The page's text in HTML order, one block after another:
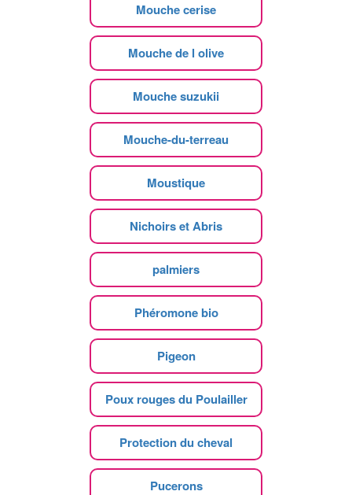
Mouche cerise
Mouche de l olive
Mouche suzukii
Mouche-du-terreau
Moustique
Nichoirs et Abris
palmiers
Phéromone bio
Pigeon
Poux rouges du Poulailler
Protection du cheval
Pucerons